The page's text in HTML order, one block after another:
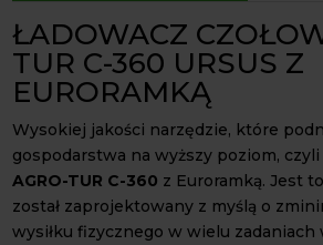
ŁADOWACZ
TUR C-360 URSUS Z
EURORAMKĄ
Wysokiej jakości narzędzie, które
gospodarstwa na wyższy poziom,
AGRO-TUR C-360 z Euroramką. Jest
został zaprojektowany z myślą o
wysiłku fizycznego w wielu